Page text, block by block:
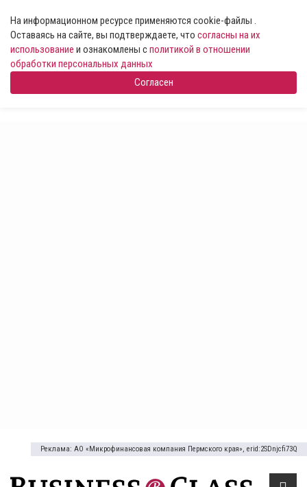
На информационном ресурсе применяются cookie-файлы .
Оставаясь на сайте, вы подтверждаете, что согласны на их
использование и ознакомлены сполитикой в отношении
обработки персональных данных
Согласен
Реклама: АО «Микрофинансовая компания Пермского края», erid:2SDnjcfi73Q